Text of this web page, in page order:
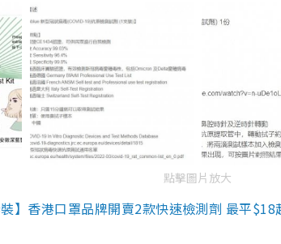
點擊圖片放大
】香港口罩品牌開賣2款快速檢測劑 最平